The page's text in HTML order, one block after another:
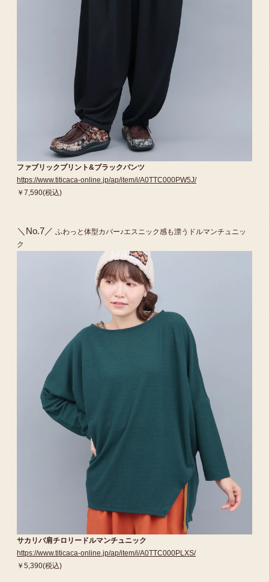
ファブリックプリント&ブラックパンツ
https://www.titicaca-online.jp/ap/item/i/A0TTC000PW5J/
￥7,590(税込)
＼No.7／ ふわっと体型カバー♪エスニック感も漂うドルマンチュニッ
ク
サカリバ肩チロリードルマンチュニック
https://www.titicaca-online.jp/ap/item/i/A0TTC000PLXS/
￥5,390(税込)